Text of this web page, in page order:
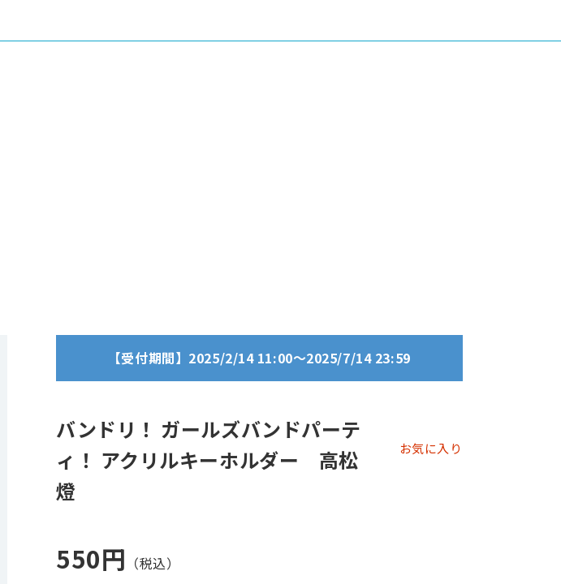
【受付期間】2025/2/14 11:00～2025/7/14 23:59
バンドリ！ ガールズバンドパーテ
ィ！ アクリルキーホルダー 高松
燈
お気に入り
550円